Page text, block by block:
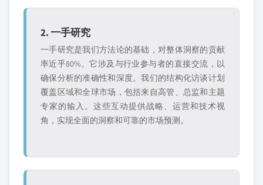
2. 一手研究
一手研究是我们方法论的基础，对整体洞察的贡献
率近乎80%。它涉及与行业参与者的直接交流，以
确保分析的准确性和深度。我们的结构化访谈计划
覆盖区域和全球市场，包括来自高管、总监和主题
专家的输入。这些互动提供战略、运营和技术视
角，实现全面的洞察和可靠的市场预测。